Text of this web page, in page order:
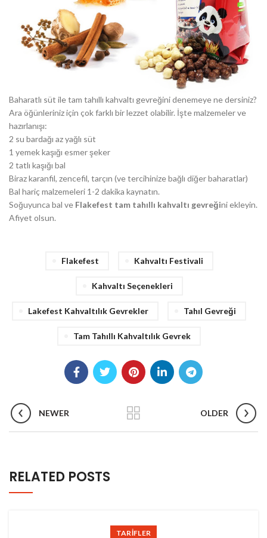
Baharatlı süt ile tam tahıllı kahvaltı gevreğini denemeye ne dersiniz?
Ara öğünleriniz için çok farklı bir lezzet olabilir. İşte malzemeler ve
hazırlanışı:
2 su bardağı az yağlı süt
1 yemek kaşığı esmer şeker
2 tatlı kaşığı bal
Biraz karanfil, zencefil, tarçın (ve tercihinize bağlı diğer baharatlar)
Bal hariç malzemeleri 1-2 dakika kaynatın.
Soğuyunca bal ve Flakefest tam tahıllı kahvaltı gevreğini ekleyin.
Afiyet olsun.
Flakefest Kahvaltı Festivali
Kahvaltı Seçenekleri
Lakefest Kahvaltılık Gevrekler Tahıl Gevreği
Tam Tahıllı Kahvaltılık Gevrek
NEWER OLDER
RELATED POSTS
TARIFLER